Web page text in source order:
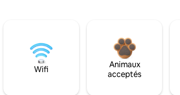
Wifi
Animaux
acceptés